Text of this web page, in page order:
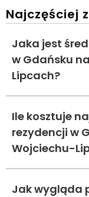
Najczęściej
Jaka jest
w Gdańsku
Lipcach?
Ile kosztuje
rezydencji w
Wojciechu-
Jak wygląda